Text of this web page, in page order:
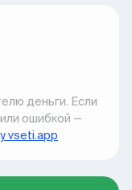
деньги. Если
ошибкой —
vseti.app